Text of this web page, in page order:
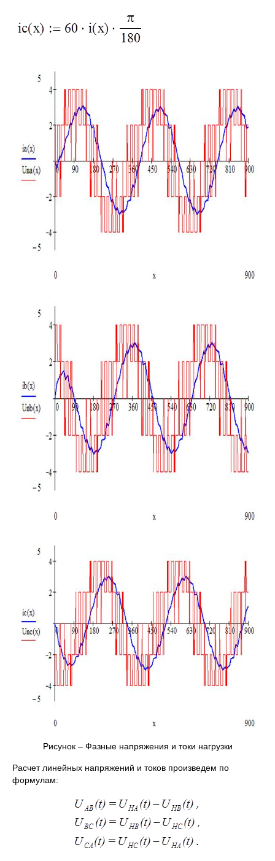
Рисунок – Фазные напряжения и токи нагрузки
Расчет линейных напряжений и токов произведем по
формулам: